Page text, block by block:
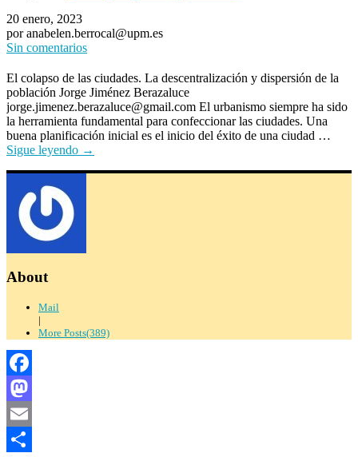
20 enero, 2023
por anabelen.berrocal@upm.es
Sin comentarios
El colapso de las ciudades. La descentralización y dispersión de la
población Jorge Jiménez Berazaluce
jorge.jimenez.berazaluce@gmail.com El urbanismo siempre ha sido
la herramienta fundamental para confeccionar las ciudades. Una
buena planificación inicial es el inicio del éxito de una ciudad …
Sigue leyendo →
About
Mail
|
More Posts(389)
Facebook
Mastodon
Email